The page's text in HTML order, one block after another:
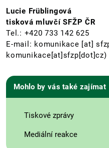
Lucie Früblingová
tisková mluvčí SFŽP ČR
Tel.: +420 733 142 625
E-mail: komunikace [at]
komunikace[at]sfzp[dot]cz)
Mohlo by vás také zajímat
Tiskové zprávy
Mediální reakce